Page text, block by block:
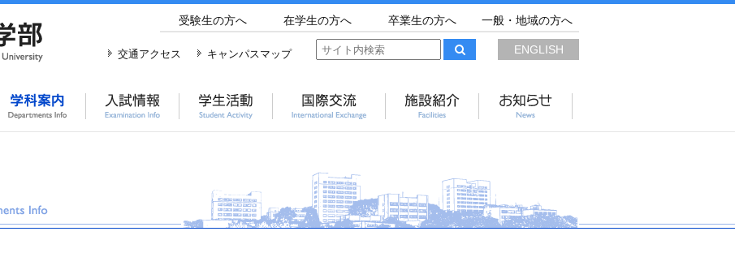
受験生の方へ 在学生の方へ 卒業生の方へ 一般・地域の方へ
交通アクセス キャンパスマップ ENGLISH